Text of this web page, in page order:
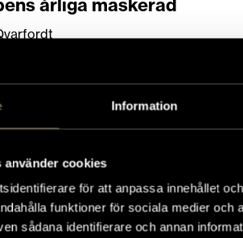
Information
använder cookies
för att anpassa innehållet
funktioner för sociala medier och
sådana identifierare och annan
årliga maskerad
är det återigen dags för
maskerad i Blå Hallen.
Originalupplösning